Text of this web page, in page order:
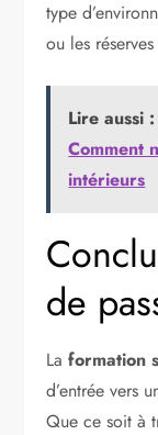
type
ou les
Lire aussi :
Comment
intérieurs
de
Laformation
d’entrée vers
Que ce soit à